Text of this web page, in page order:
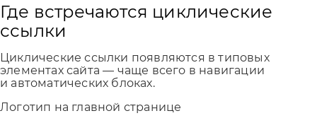
Где встречаются циклические
ссылки
Циклические ссылки появляются в типовых
элементах сайта — чаще всего в навигации
и автоматических блоках.
Логотип на главной странице